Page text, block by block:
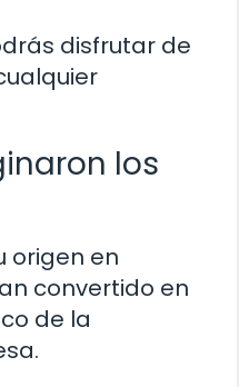
disfrutar de
los
origen en
convertido en
de la